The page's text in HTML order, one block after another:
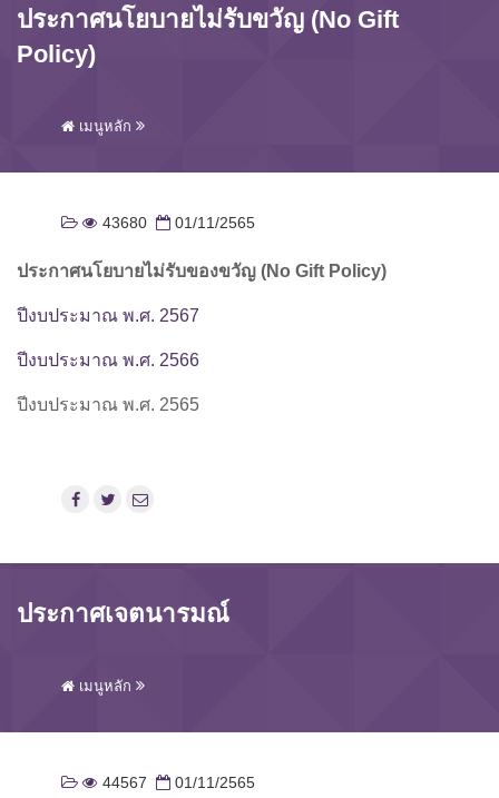
ประกาศนโยบายไม่รับขวัญ (No Gift
Policy)
เมนูหลัก
43680 01/11/2565
ประกาศนโยบายไม่รับของขวัญ (No Gift Policy)
ปีงบประมาณ พ.ศ. 2567
ปีงบประมาณ พ.ศ. 2566
ปีงบประมาณ พ.ศ. 2565
ประกาศเจตนารมณ์
เมนูหลัก
44567 01/11/2565